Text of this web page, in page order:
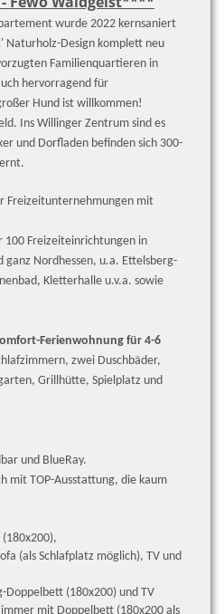
wurde 2022 kernsaniert
Naturholz-Design komplett neu
Familienquartieren in
hervorragend für
Hund ist willkommen!
Ins Willinger Zentrum sind es
und Dorfladen befinden sich 300-
Freizeitunternehmungen mit
100 Freizeiteinrichtungen in
ganz Nordhessen, u.a. Ettelsberg-
Kletterhalle u.v.a. sowie
Ferienwohnung für 4-6
zwei Duschbäder,
Grillhütte, Spielplatz und
und BlueRay.
mit TOP-Ausstattung, die kaum
(als Schlafplatz möglich), TV und
Doppelbett (180x200) und TV
mit Doppelbett (180x200 als